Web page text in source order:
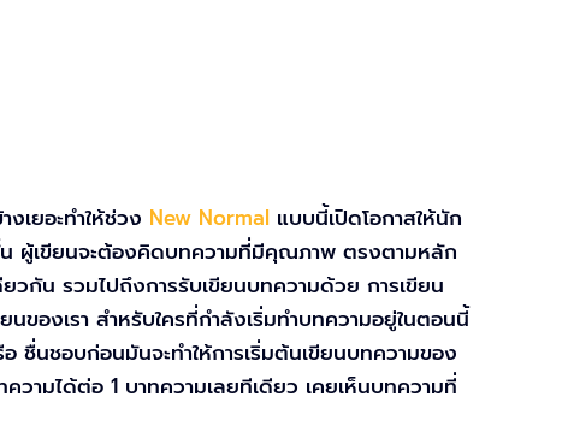
เยอะทำให้ช่วง New Normal แบบนี้เปิดโอกาสให้นัก
นั้น ผู้เขียนจะต้องคิดบทความที่มีคุณภาพ ตรงตามหลัก
วกัน รวมไปถึงการรับเขียนบทความด้วย การเขียน
นของเรา สำหรับใครที่กำลังเริ่มทำบทความอยู่ในตอนนี้
ชื่นชอบก่อนมันจะทำให้การเริ่มต้นเขียนบทความของ
วามได้ต่อ 1 บาทความเลยทีเดียว เคยเห็นบทความที่